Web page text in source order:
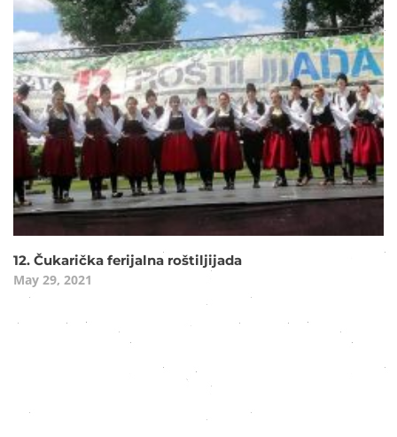
12. Čukarička ferijalna roštiljijada
May 29, 2021